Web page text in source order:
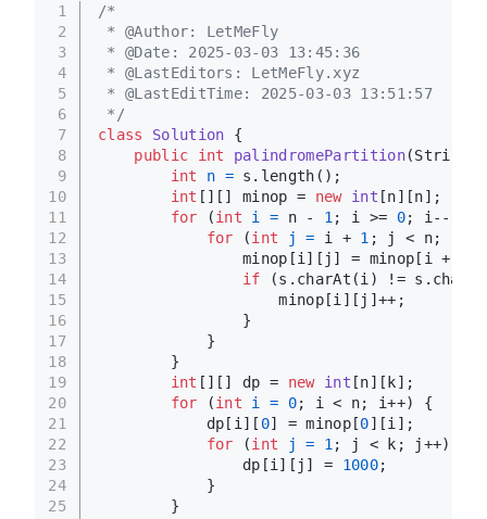
1
2
3
4
5
6
7
8
9
10
11
12
13
14
15
16
17
18
19
20
21
22
23
24
25
/*
* @Author: LetMeFly
* @Date: 2025-03-03 13:45:36
* @LastEditors: LetMeFly.xyz
* @LastEditTime: 2025-03-03 13:51:57
*/
class
Solution {
public
int palindromePartition(String
int
n = s.length();
int [][] minop = new int [n][n];
for (int i = n - 1 ; i >= 0; i--) {
for (int j = i + 1 ; j < n;
                minop[i][j] = minop[i +
if (s.charAt(i) !=
                    minop[i][j]++;
                }
            }
        }
int [][] dp = new int [n][k];
for (int i = 0; i < n; i++) {
            dp[i][
0] = minop[0][i];
for (int j = 1 ; j < k; j++) {
                dp[i][j] =
1000;
            }
        }